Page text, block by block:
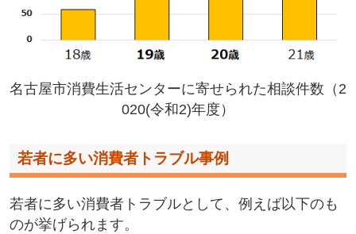
名古屋市消費生活センターに寄せられた相談件数（2
020(令和2)年度）
若者に多い消費者トラブル事例
若者に多い消費者トラブルとして、例えば以下のも
のが挙げられます。